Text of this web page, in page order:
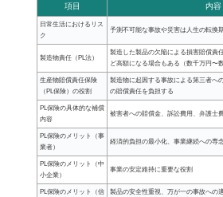
項目 内容
日常生活におけるリス
ク
予測不可能な事故や災害は人生の転換
製造物責任（PL法）
製造した製品の欠陥による損害賠償責
ど高額になる場合もある（数千万円〜数
生産物賠償責任保険
（PL保険）の役割
製造物に起因する事故による第三者へ
の賠償責任を負担する
PL保険の具体的な補償
内容
被害者への賠償金、訴訟費用、弁護士
PL保険のメリット（事
業者）
経済的負担の最小化、事業継続への専
PL保険のメリット（中
小企業）
事業の安定維持に重要な役割
PL保険のメリット（信
製品の安全性重視、万が一の事故への